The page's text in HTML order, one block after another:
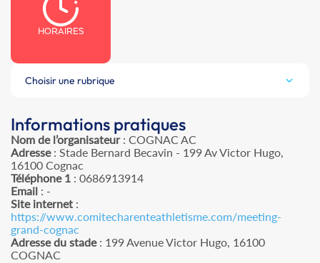
HORAIRES
Choisir une rubrique
Informations pratiques
Nom de l’organisateur: COGNAC AC
Adresse: Stade Bernard Becavin - 199 Av Victor Hugo,
16100 Cognac
Téléphone 1 : 0686913914
Email : -
Site internet :
https://www.comitecharenteathletisme.com/meeting-
grand-cognac
Adresse du stade: 199 Avenue Victor Hugo, 16100
COGNAC